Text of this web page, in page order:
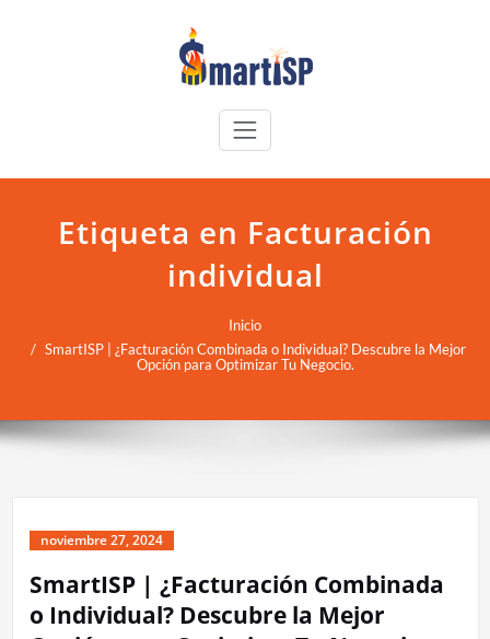
Etiqueta en Facturación
individual
Inicio
SmartISP | ¿Facturación Combinada o Individual? Descubre la Mejor
Opción para Optimizar Tu Negocio.
noviembre 27, 2024
SmartISP | ¿Facturación Combinada
o Individual? Descubre la Mejor